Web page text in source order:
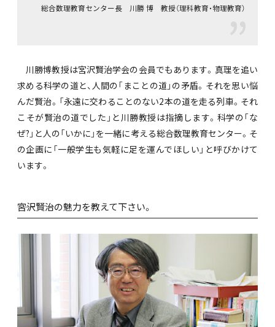
総合数理教育センター長 川勝 博 教授（理科教育・物理教育）
川勝博教授は宮沢賢治学会の会員でもあります。真理を追い
求める科学の道と、人間の「まことの道」の矛盾。それを思い悩
んだ賢治。「永遠に交わることのない2本の道を走る列車。それ
こそが賢治の道でした」と川勝教授は指摘します。科学の「な
ぜ?」と人の「いかに」を一緒に考える総合数理教育センター。そ
の企画に「一般学生も気軽に足を運んでほしい」と呼びかけて
います。
――宮沢賢治の魅力を教えて下さい。